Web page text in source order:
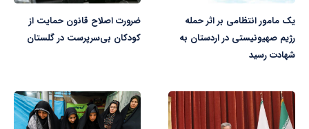
یک مامور انتظامی بر اثر حمله
رژیم صهیونیستی در اردستان به
شهادت رسید
ضرورت اصلاح قانون حمایت از
کودکان بی‌سرپرست در گلستان